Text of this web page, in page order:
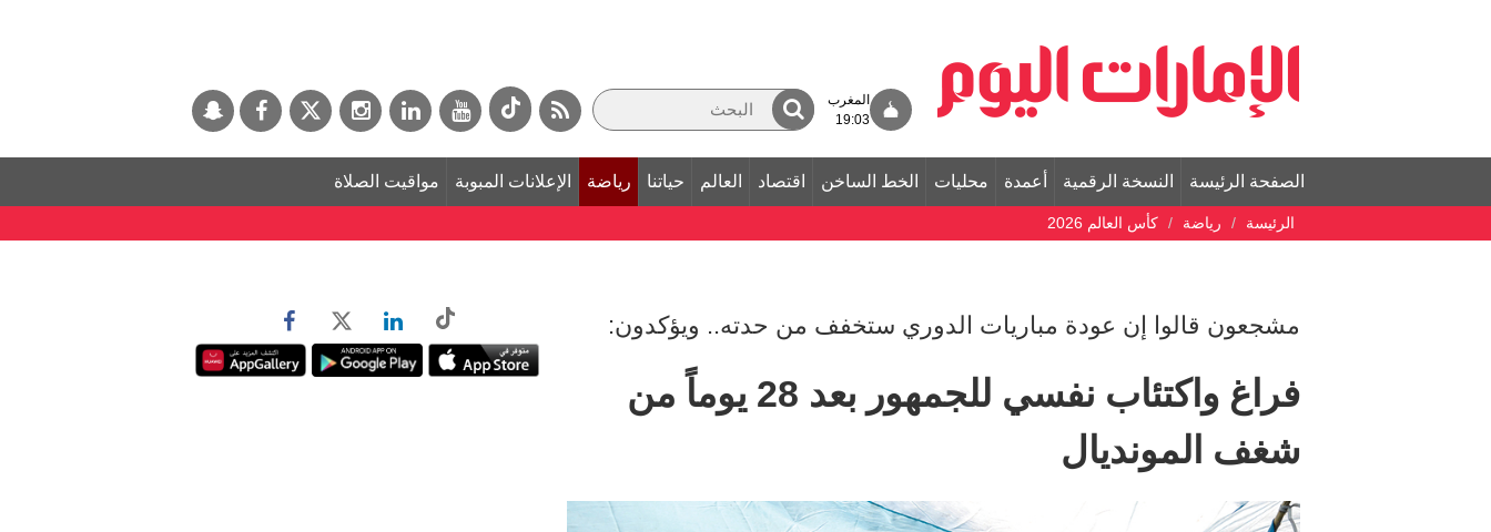
المغرب
19:03
الصفحة الرئيسة النسخة الرقمية أعمدة محليات الخط الساخن اقتصاد العالم حياتنا رياضة الإعلانات المبوبة مواقيت الصلاة
الرئيسة رياضة كأس العالم 2026
مشجعون قالوا إن عودة مباريات الدوري ستخفف من حدته.. ويؤكدون:
فراغ واكتئاب نفسي للجمهور بعد 28 يوماً من
شغف المونديال